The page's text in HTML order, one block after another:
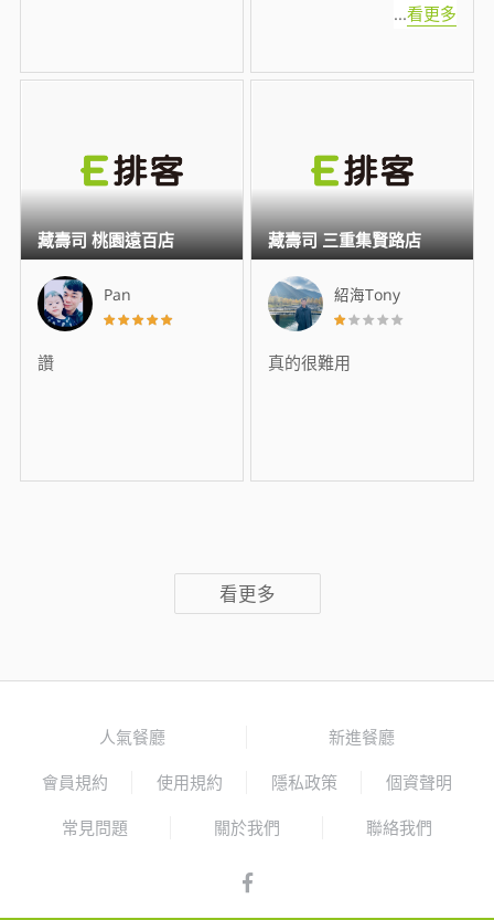
...看更多
Pan
讚
藏壽司 桃園遠百店
紹海Tony
真的很難用
藏壽司 三重集賢路店
看更多
人氣餐廳 新進餐廳
會員規約 使用規約 隱私政策 個資聲明
常見問題 關於我們 聯絡我們